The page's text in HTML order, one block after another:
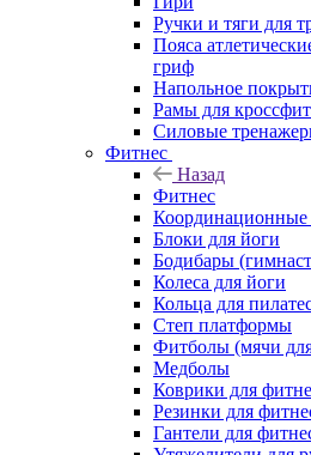
Ручки и тяги для
Пояса
гриф
Напольное
Рамы для
Силовые
Фитнес
Назад
Фитнес
Координационные
Блоки для йоги
Бодибары
Колеса для йоги
Кольца для
Степ платформы
Фитболы (мячи
Медболы
Коврики для
Резинки для
Гантели для